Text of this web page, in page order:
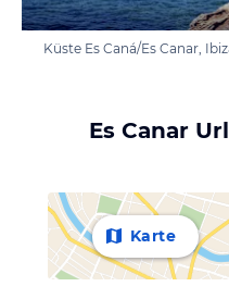
Küste Es Caná/Es Canar,
Es Canar
Karte